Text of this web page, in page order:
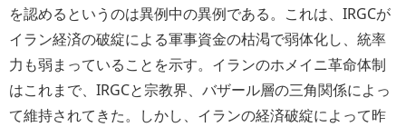
を認めるというのは異例中の異例である。これは、IRGCが
イラン経済の破綻による軍事資金の枯渇で弱体化し、統率
力も弱まっていることを示す。イランのホメイニ革命体制
はこれまで、IRGCと宗教界、バザール層の三角関係によっ
て維持されてきた。しかし、イランの経済破綻によって昨